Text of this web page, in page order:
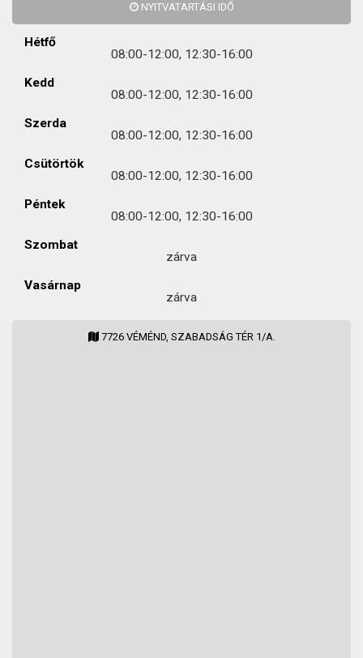
NYITVATARTÁSI IDŐ
Hétfő
08:00-12:00, 12:30-16:00
Kedd
08:00-12:00, 12:30-16:00
Szerda
08:00-12:00, 12:30-16:00
Csütörtök
08:00-12:00, 12:30-16:00
Péntek
08:00-12:00, 12:30-16:00
Szombat
zárva
Vasárnap
zárva
7726 VÉMÉND, SZABADSÁG TÉR 1/A.